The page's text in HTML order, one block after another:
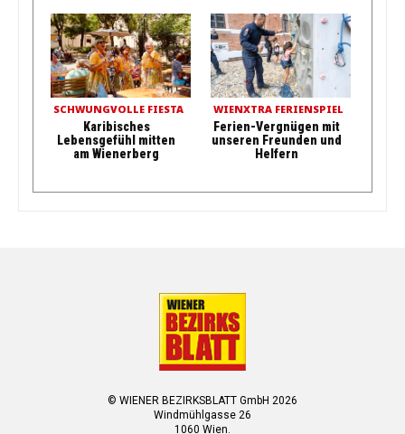
SCHWUNGVOLLE FIESTA
Karibisches
Lebensgefühl mitten
am Wienerberg
WIENXTRA FERIENSPIEL
Ferien-Vergnügen mit
unseren Freunden und
Helfern
© WIENER BEZIRKSBLATT GmbH 2026
Windmühlgasse 26
1060 Wien.